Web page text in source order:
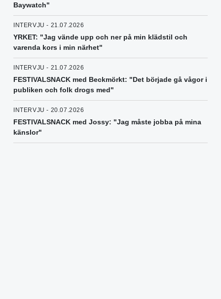
Baywatch"
INTERVJU - 21.07.2026
YRKET: "Jag vände upp och ner på min klädstil och
varenda kors i min närhet"
INTERVJU - 21.07.2026
FESTIVALSNACK med Beckmörkt: "Det började gå vågor i
publiken och folk drogs med"
INTERVJU - 20.07.2026
FESTIVALSNACK med Jossy: "Jag måste jobba på mina
känslor"